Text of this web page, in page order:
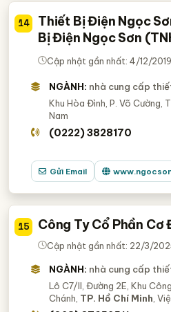
14
Thiết Bị Điện Ngọc
Bị Điện Ngọc Sơn
Cập nhật gần nhất: 4/12/2019
NGÀNH: nhà cung cấp
Khu Hòa Đình, P. Võ Cường,
Nam
(0222) 3828170
Gửi Email
15 Công Ty Cổ Phần Cơ
Cập nhật gần nhất: 22/3/
NGÀNH: nhà cung cấp
Lô C7/II, Đường 2E, Khu
Chánh, TP. Hồ Chí Minh ,